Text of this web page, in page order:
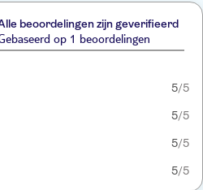
beoordelingen zijn geverifieerd
op 1 beoordelingen
5/5
5/5
5/5
5/5